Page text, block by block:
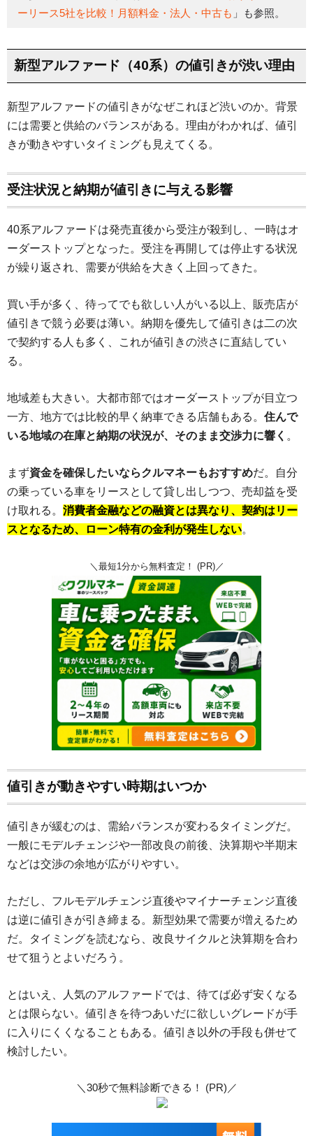
ーリース5社を比較！月額料金・法人・中古も 」も参照。
新型アルファード（40系）の値引きが渋い理由
新型アルファードの値引きがなぜこれほど渋いのか。背景
には需要と供給のバランスがある。理由がわかれば、値引
きが動きやすいタイミングも見えてくる。
受注状況と納期が値引きに与える影響
40系アルファードは発売直後から受注が殺到し、一時はオ
ーダーストップとなった。受注を再開しては停止する状況
が繰り返され、需要が供給を大きく上回ってきた。
買い手が多く、待ってでも欲しい人がいる以上、販売店が
値引きで競う必要は薄い。納期を優先して値引きは二の次
で契約する人も多く、これが値引きの渋さに直結してい
る。
地域差も大きい。大都市部ではオーダーストップが目立つ
一方、地方では比較的早く納車できる店舗もある。 住んで
いる地域の在庫と納期の状況が、そのまま交渉力に響く 。
まず資金を確保したいならクルマネーもおすすめだ。自分
の乗っている車をリースとして貸し出しつつ、売却益を受
け取れる。 消費者金融などの融資とは異なり、契約はリー
スとなるため、ローン特有の金利が発生しない。
＼最短1分から無料査定！ (PR)／
値引きが動きやすい時期はいつか
値引きが緩むのは、需給バランスが変わるタイミングだ。
一般にモデルチェンジや一部改良の前後、決算期や半期末
などは交渉の余地が広がりやすい。
ただし、フルモデルチェンジ直後やマイナーチェンジ直後
は逆に値引きが引き締まる。新型効果で需要が増えるため
だ。タイミングを読むなら、改良サイクルと決算期を合わ
せて狙うとよいだろう。
とはいえ、人気のアルファードでは、待てば必ず安くなる
とは限らない。値引きを待つあいだに欲しいグレードが手
に入りにくくなることもある。値引き以外の手段も併せて
検討したい。
＼30秒で無料診断できる！ (PR)／